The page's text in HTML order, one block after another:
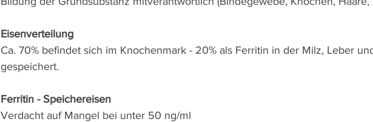
Eisenverteilung
Ca. 70% befindet sich im Knochenmark - 20% als Ferritin in der Milz, Leber
gespeichert.
Ferritin - Speichereisen
Verdacht auf Mangel bei unter 50 ng/ml